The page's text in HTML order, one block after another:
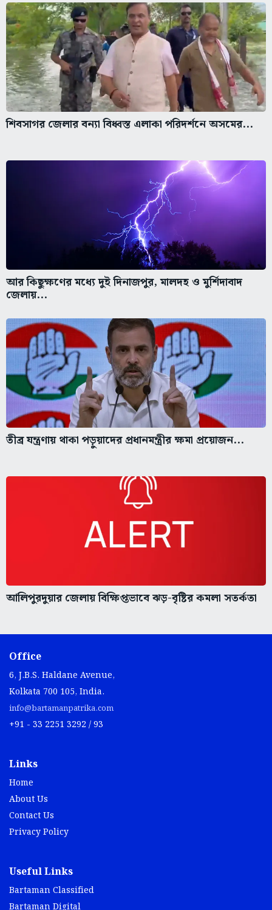
শিবসাগর জেলার বন্যা বিধ্বস্ত এলাকা পরিদর্শনে অসমের...
আর কিছুক্ষণের মধ্যে দুই দিনাজপুর, মালদহ ও মুর্শিদাবাদ
জেলায়...
তীব্র যন্ত্রণায় থাকা পড়ুয়াদের প্রধানমন্ত্রীর ক্ষমা প্রয়োজন...
আলিপুরদুয়ার জেলায় বিক্ষিপ্তভাবে ঝড়-বৃষ্টির কমলা সতর্কতা
Office
6, J.B.S. Haldane Avenue,
Kolkata 700 105, India.
info@bartamanpatrika.com
+91 - 33 2251 3292 / 93
Links
Home
About Us
Contact Us
Privacy Policy
Useful Links
Bartaman Classified
Bartaman Digital